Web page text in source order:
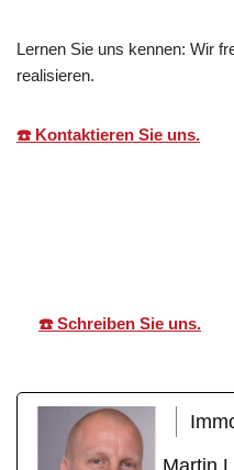
Lernen Sie uns kennen: Wir
realisieren.
☎️ Kontaktieren Sie uns.
☎️ Schreiben Sie uns.
Martin